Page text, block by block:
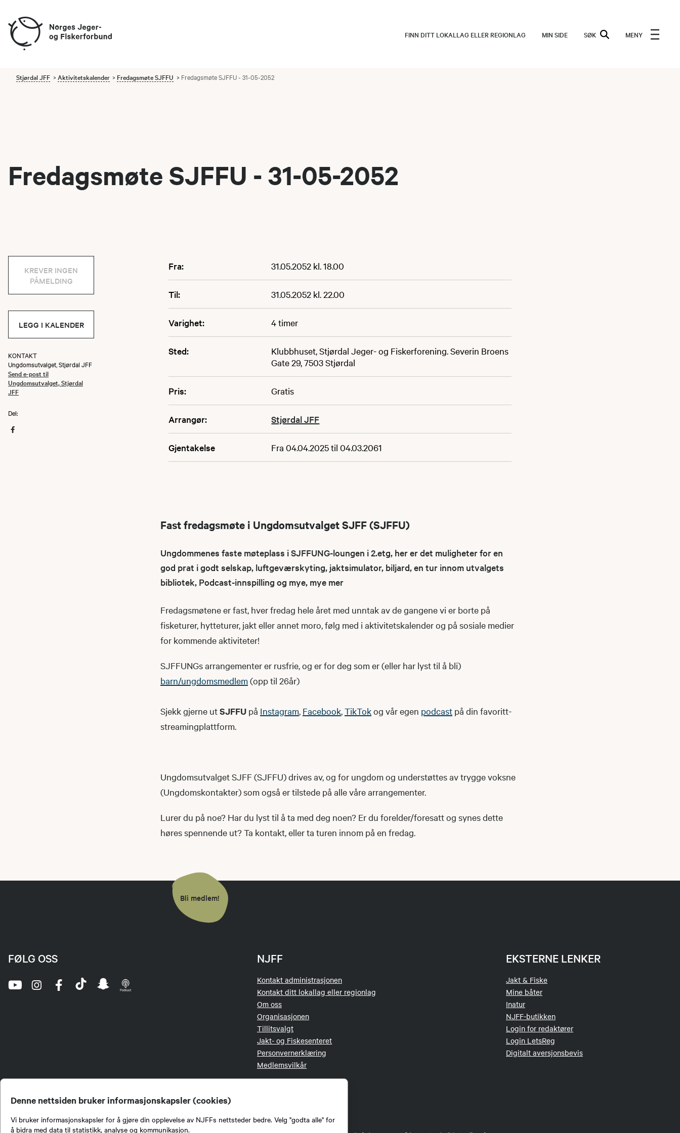
Denne nettsiden bruker informasjonskapsler (cookies)
Vi bruker informasjonskapsler for å gjøre din opplevelse av NJFFs nettsteder bedre. Velg "godta alle" for
å bidra med data til statistikk, analyse og kommunikasjon.
FINN DITT LOKALLAG ELLER REGIONLAG MIN SIDE SØK MENY
Stjørdal JFF Aktivitetskalender Fredagsmøte SJFFU Fredagsmøte SJFFU - 31-05-2052
Fredagsmøte SJFFU - 31-05-2052
Fra: 31.05.2052 kl. 18.00
Til: 31.05.2052 kl. 22.00
Varighet: 4 timer
Sted:
Klubbhuset, Stjørdal Jeger- og Fiskerforening. Severin Broens
Gate 29, 7503 Stjørdal
Pris: Gratis
Arrangør: Stjørdal JFF
Gjentakelse Fra 04.04.2025 til 04.03.2061
KREVER INGEN
PÅMELDING
LEGG I KALENDER
KONTAKT
Ungdomsutvalget, Stjørdal JFF
Send e-post til
Ungdomsutvalget, Stjørdal
JFF
Del:
Fast fredagsmøte i Ungdomsutvalget SJFF (SJFFU)
Ungdommenes faste møteplass i SJFFUNG-loungen i 2.etg, her er det muligheter for en
god prat i godt selskap, luftgeværskyting, jaktsimulator, biljard, en tur innom utvalgets
bibliotek, Podcast-innspilling og mye, mye mer
Fredagsmøtene er fast, hver fredag hele året med unntak av de gangene vi er borte på
fisketurer, hytteturer, jakt eller annet moro, følg med i aktivitetskalender og på sosiale medier
for kommende aktiviteter!
SJFFUNGs arrangementer er rusfrie, og er for deg som er (eller har lyst til å bli)
barn/ungdomsmedlem(opp til 26år)
Sjekk gjerne utSJFFU på Instagram, Facebook,TikTokog vår egen podcast på din favoritt-
streamingplattform.
Ungdomsutvalget SJFF (SJFFU) drives av, og for ungdom og understøttes av trygge voksne
(Ungdomskontakter) som også er tilstede på alle våre arrangementer.
Lurer du på noe? Har du lyst til å ta med deg noen? Er du forelder/foresatt og synes dette
høres spennende ut? Ta kontakt, eller ta turen innom på en fredag.
Bli medlem!
NJFF
Kontakt administrasjonen
Kontakt ditt lokallag eller regionlag
Om oss
Organisasjonen
Tillitsvalgt
Jakt- og Fiskesenteret
Personvernerklæring
Medlemsvilkår
EKSTERNE LENKER
Jakt & Fiske
Mine båter
Inatur
NJFF-butikken
Login for redaktører
Login LetsReg
Digitalt aversjonsbevis
FØLG OSS